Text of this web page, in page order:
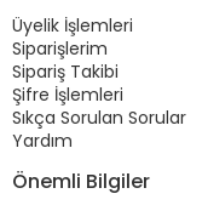
Üyelik İşlemleri
Siparişlerim
Sipariş Takibi
Şifre İşlemleri
Sıkça Sorulan Sorular
Yardım
Önemli Bilgiler